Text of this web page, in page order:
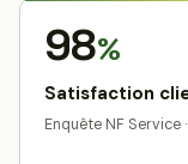
98%
Satisfaction
Enquête NF Service